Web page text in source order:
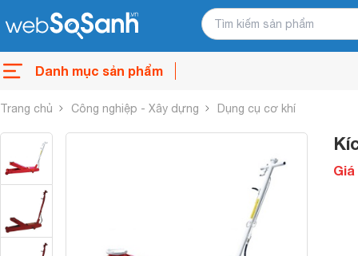
Danh mục sản phẩm
Trang chủ Công nghiệp - Xây dựng Dụng cụ cơ khí
Giá